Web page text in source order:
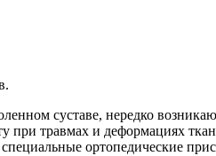
суставе, нередко
при травмах и деформациях
ортопедические